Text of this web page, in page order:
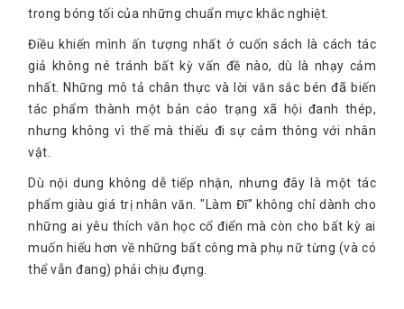
trong bóng tối của những chuẩn mực khắc nghiệt.
Điều khiến mình ấn tượng nhất ở cuốn sách là cách tác
giả không né tránh bất kỳ vấn đề nào, dù là nhạy cảm
nhất. Những mô tả chân thực và lời văn sắc bén đã biến
tác phẩm thành một bản cáo trạng xã hội đanh thép,
nhưng không vì thế mà thiếu đi sự cảm thông với nhân
vật.
Dù nội dung không dễ tiếp nhận, nhưng đây là một tác
phẩm giàu giá trị nhân văn. "Làm Đĩ" không chỉ dành cho
những ai yêu thích văn học cổ điển mà còn cho bất kỳ ai
muốn hiểu hơn về những bất công mà phụ nữ từng (và có
thể vẫn đang) phải chịu đựng.